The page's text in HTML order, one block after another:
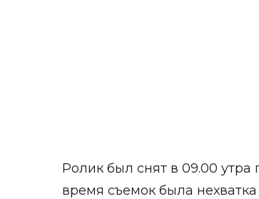
Ролик был снят в 09.00
время съемок была